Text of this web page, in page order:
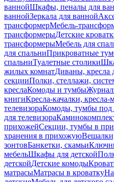
ваннойШкафы, пеналы для
ваннойЗеркала для ванной
трансформерМебель-
трансформерыДетские
трансформерыМебель для
для спальниПрикроватные
спальниТуалетные столики
жилых комнатДиваны, кресла
секцииПолки, стеллажи,
креслаКомоды и тумбы
книгиКресла-качалки, кресла-
телевизораКомоды, тумбы под
для телевизора
прихожейСекции, тумбы в
хранения в прихожую
зонтовБанкетки, скамьи
мебельШкафы для детской
детскойДетские комоды
матрасыМатрасы в кроватку